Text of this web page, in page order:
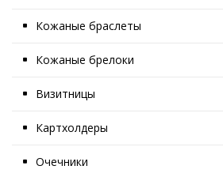
Кожаные браслеты
Кожаные брелоки
Визитницы
Картхолдеры
Очечники